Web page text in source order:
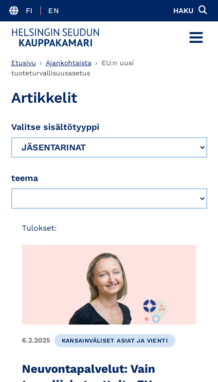
FI EN HAKU
MENU
Etusivu Ajankohtaista
EU:n uusi
tuoteturvallisuusasetus
Artikkelit
Valitse sisältötyyppi
teema
Tulokset:
6.2.2025 KANSAINVÄLISET ASIAT JA VIENTI
Neuvontapalvelut: Vain